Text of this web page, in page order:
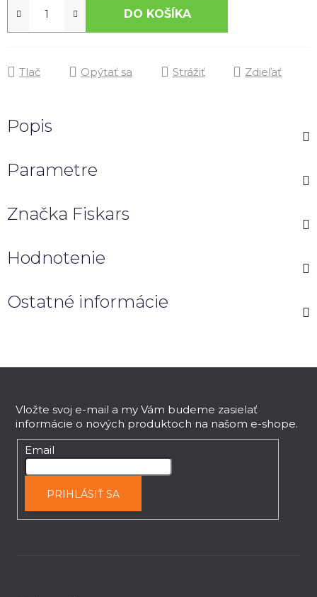
DO KOŠÍKA
Tlač Opýtať sa Strážiť Zdieľať
Popis
Parametre
Značka Fiskars
Hodnotenie
Ostatné informácie
Vložte svoj e-mail a my Vám budeme zasielať
informácie o nových produktoch na našom e-shope.
Email
PRIHLÁSIŤ SA